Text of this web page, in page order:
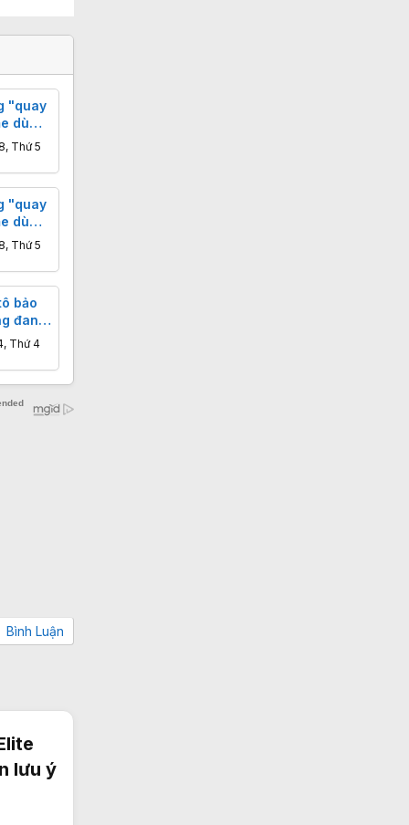
"quay
dù
Thứ 5
"quay
dù
Thứ 5
bảo
đang
Thứ 4
Bình Luận
lưu ý